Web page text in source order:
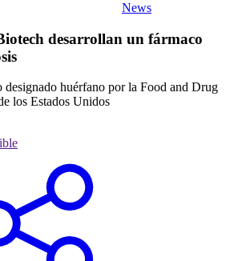
News
desarrollan un fármaco
designado huérfano por la Food and Drug
los Estados Unidos